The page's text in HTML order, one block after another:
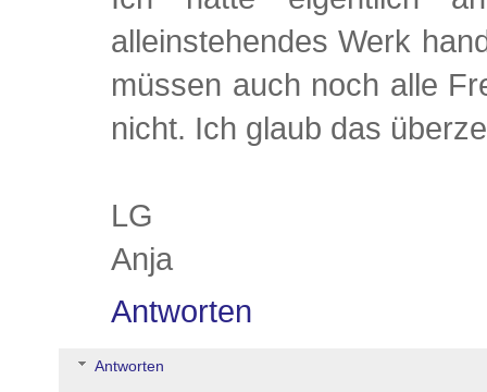
alleinstehendes Werk
müssen auch noch alle
nicht. Ich glaub das
LG
Anja
Antworten
Antworten